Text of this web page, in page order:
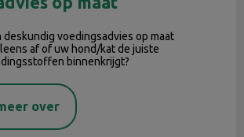
voedingsadvies op maat
af of uw hond/kat de juiste
binnenkrijgt?
over